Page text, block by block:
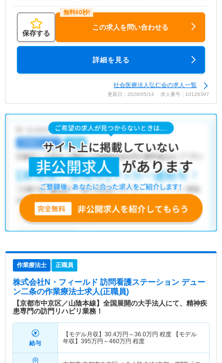
保存する
この求人を問い合わせる
詳細を見る
社会医療法人弘仁会の求人一覧
更新日：2026/05/14 求人番号：10126397
作業療法士 正職員
株式会社N・フィールド 訪問看護ステーション デュー
ン二条の作業療法士求人(正職員)
【京都市中京区／山陰本線】全国展開の大手法人にて、精神疾
患専門の訪門リハビリ業務！
給与
【モデル月収】 30.4万円～36.0万円 程度 【モデル
年収】 395万円～460万円 程度